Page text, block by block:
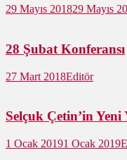
29 Mayıs 201829 Mayıs
28 Şubat Konferansı
27 Mart 2018Editör
Selçuk Çetin’in Yeni
1 Ocak 20191 Ocak 2019